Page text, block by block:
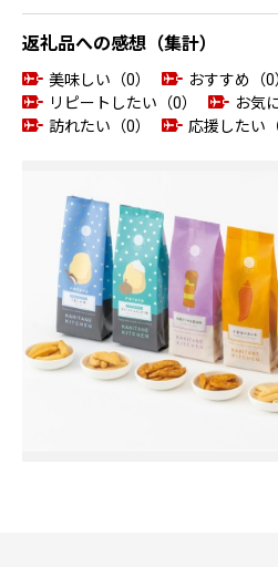
返礼品への感想（集計）
美味しい（0）
おすすめ（0
リピートしたい（0）
お気
訪れたい（0）
応援したい（